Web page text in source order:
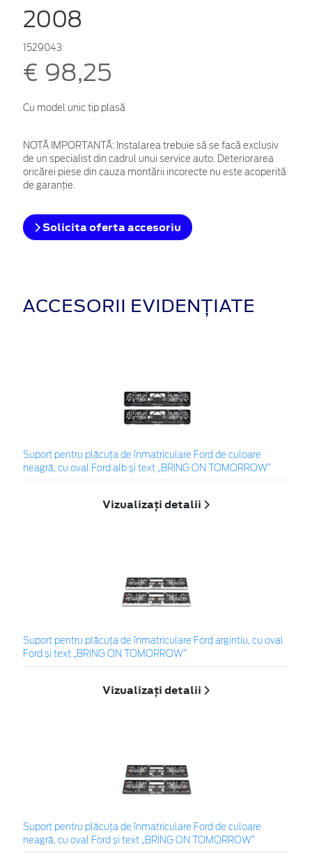
2008
1529043
€ 98,25
Cu model unic tip plasă
NOTĂ IMPORTANTĂ: Instalarea trebuie să se facă exclusiv
de un specialist din cadrul unui service auto. Deteriorarea
oricărei piese din cauza montării incorecte nu este acoperită
de garanţie.
Solicita oferta accesoriu
ACCESORII EVIDENȚIATE
Suport pentru plăcuța de înmatriculare Ford de culoare
neagră, cu oval Ford alb și text „BRING ON TOMORROW”
Vizualizați detalii
Suport pentru plăcuța de înmatriculare Ford argintiu, cu oval
Ford și text „BRING ON TOMORROW”
Vizualizați detalii
Suport pentru plăcuța de înmatriculare Ford de culoare
neagră, cu oval Ford și text „BRING ON TOMORROW”